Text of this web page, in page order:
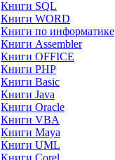
Книги SQL
Книги WORD
Книги по информатике
Книги Assembler
Книги OFFICE
Книги PHP
Книги Basic
Книги Java
Книги Oracle
Книги VBA
Книги Maya
Книги UML
Книги Corel